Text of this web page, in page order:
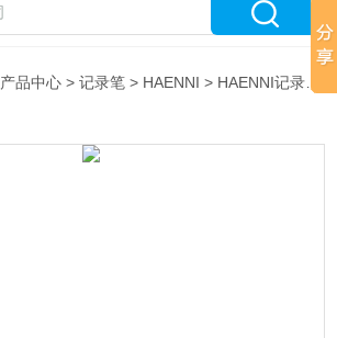
产品中心 >记录笔 > HAENNI > HAENNI记录笔A7604.0002